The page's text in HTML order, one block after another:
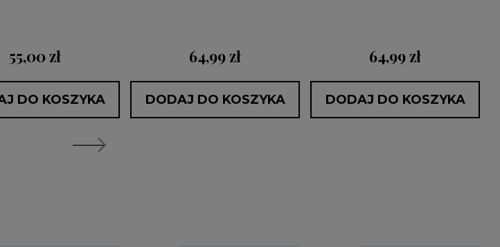
55,00 zł
DO KOSZYKA
64,99 zł
DODAJ DO KOSZYKA
64,99 zł
DODAJ DO KOSZYKA